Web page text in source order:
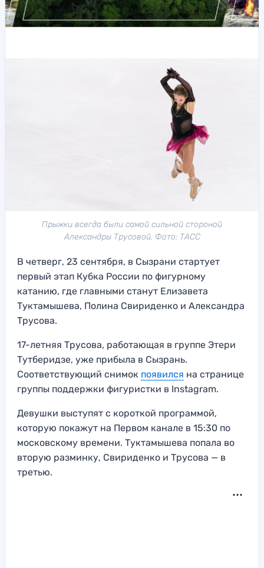
Прыжки всегда были самой сильной стороной
Александры Трусовой. Фото: ТАСС
В четверг, 23 сентября, в Сызрани стартует
первый этап Кубка России по фигурному
катанию, где главными станут Елизавета
Туктамышева, Полина Свириденко и Александра
Трусова.
17-летняя Трусова, работающая в группе Этери
Тутберидзе, уже прибыла в Сызрань.
Соответствующий снимок появился на странице
группы поддержки фигуристки в Instagram.
Девушки выступят с короткой программой,
которую покажут на Первом канале в 15:30 по
московскому времени. Туктамышева попала во
вторую разминку, Свириденко и Трусова — в
третью.